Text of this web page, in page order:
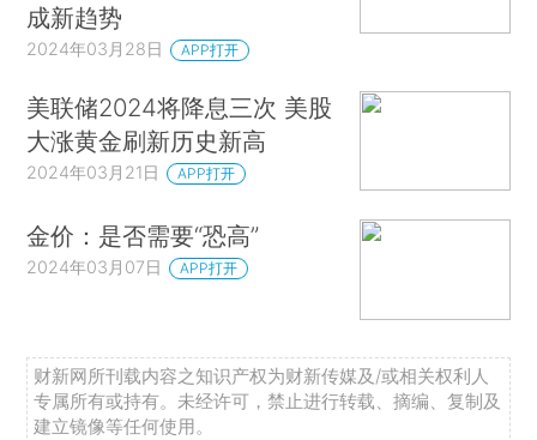
成新趋势
2024年03月28日 APP打开
美联储2024将降息三次 美股
大涨黄金刷新历史新高
2024年03月21日 APP打开
金价：是否需要“恐高”
2024年03月07日 APP打开
财新网所刊载内容之知识产权为财新传媒及/或相关权利人
专属所有或持有。未经许可，禁止进行转载、摘编、复制及
建立镜像等任何使用。